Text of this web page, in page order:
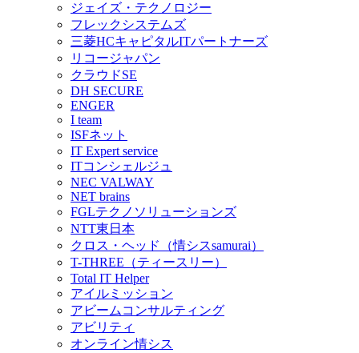
ジェイズ・テクノロジー
フレックシステムズ
三菱HCキャピタルITパートナーズ
リコージャパン
クラウドSE
DH SECURE
ENGER
I team
ISFネット
IT Expert service
ITコンシェルジュ
NEC VALWAY
NET brains
FGLテクノソリューションズ
NTT東日本
クロス・ヘッド（情シスsamurai）
T-THREE（ティースリー）
Total IT Helper
アイルミッション
アビームコンサルティング
アビリティ
オンライン情シス